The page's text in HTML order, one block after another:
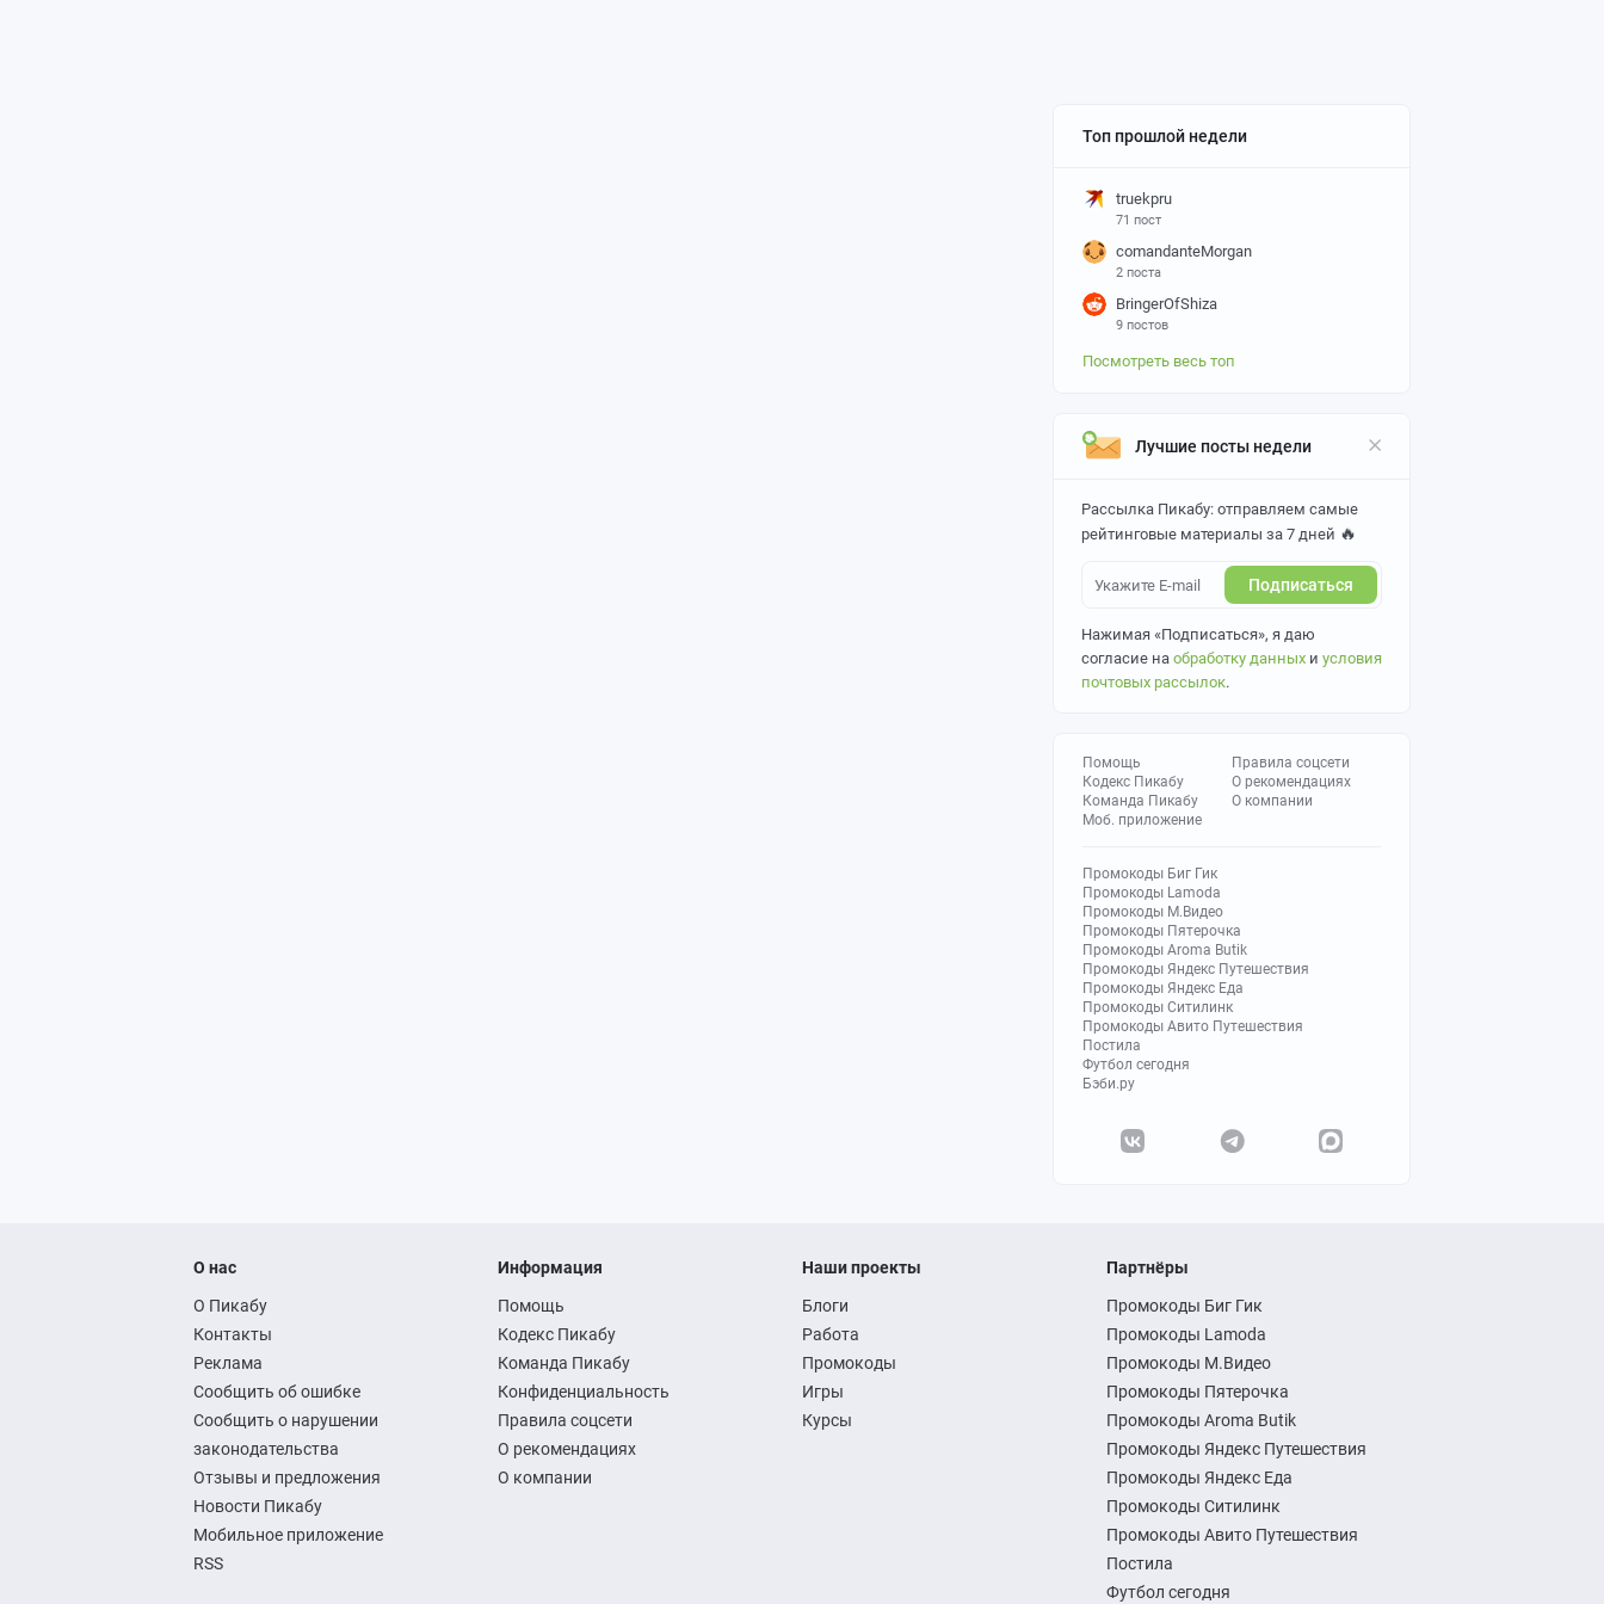
Топ прошлой недели
truekpru
71 пост
comandanteMorgan
2 поста
BringerOfShiza
9 постов
Посмотреть весь топ
Лучшие посты недели
Рассылка Пикабу: отправляем самые
рейтинговые материалы за 7 дней 🔥
Подписаться
Нажимая «Подписаться», я даю
согласие на обработку данных и условия
почтовых рассылок.
Помощь
Кодекс Пикабу
Команда Пикабу
Моб. приложение
Правила соцсети
О рекомендациях
О компании
Промокоды Биг Гик
Промокоды Lamoda
Промокоды М.Видео
Промокоды Пятерочка
Промокоды Aroma Butik
Промокоды Яндекс Путешествия
Промокоды Яндекс Еда
Промокоды Ситилинк
Промокоды Авито Путешествия
Постила
Футбол сегодня
Бэби.ру
О нас
О Пикабу
Контакты
Реклама
Сообщить об ошибке
Сообщить о нарушении
законодательства
Отзывы и предложения
Новости Пикабу
Мобильное приложение
RSS
Информация
Помощь
Кодекс Пикабу
Команда Пикабу
Конфиденциальность
Правила соцсети
О рекомендациях
О компании
Наши проекты
Блоги
Работа
Промокоды
Игры
Курсы
Партнёры
Промокоды Биг Гик
Промокоды Lamoda
Промокоды М.Видео
Промокоды Пятерочка
Промокоды Aroma Butik
Промокоды Яндекс Путешествия
Промокоды Яндекс Еда
Промокоды Ситилинк
Промокоды Авито Путешествия
Постила
Футбол сегодня